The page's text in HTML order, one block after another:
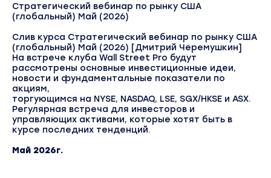
Стратегический вебинар по рынку США
(глобальный) Май (2026)
Слив курса Стратегический вебинар по рынку США
(глобальный) Май (2026) [Дмитрий Черемушкин]
На встрече клуба Wall Street Pro будут
рассмотрены основные инвестиционные идеи,
новости и фундаментальные показатели по
акциям,
торгующимся на NYSE, NASDAQ, LSE, SGX/HKSE и ASX.
Регулярная встреча для инвесторов и
управляющих активами, которые хотят быть в
курсе последних тенденций.
Май 2026г.